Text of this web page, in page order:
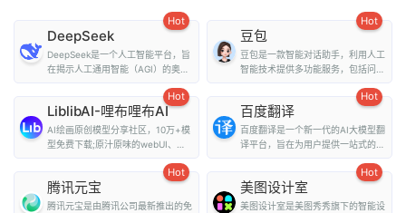
Hot
DeepSeek
DeepSeek是一个人工智能平台，旨
在揭示人工通用智能（AGI）的奥
Hot
豆包
豆包是一款智能对话助手，利用人工
智能技术提供多功能服务，包括问
Hot
LiblibAI-哩布哩布AI
AI绘画原创模型分享社区，10万+模
型免费下载;原汁原味的webUI、
Hot
百度翻译
百度翻译是一个新一代的AI大模型翻
译平台，旨在为用户提供一站式的翻
Hot
腾讯元宝
腾讯元宝是由腾讯公司最新推出的免
Hot
美图设计室
美图设计室是美图秀秀旗下的智能设